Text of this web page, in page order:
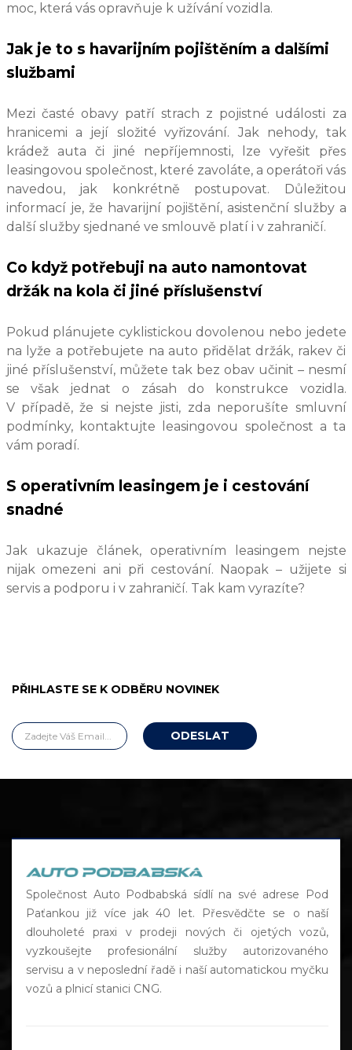
moc, která vás opravňuje k užívání vozidla.
Jak je to s havarijním pojištěním a dalšími
službami
Mezi časté obavy patří strach z pojistné události za
hranicemi a její složité vyřizování. Jak nehody, tak
krádež auta či jiné nepříjemnosti, lze vyřešit přes
leasingovou společnost, které zavoláte, a operátoři vás
navedou, jak konkrétně postupovat. Důležitou
informací je, že havarijní pojištění, asistenční služby a
další služby sjednané ve smlouvě platí i v zahraničí.
Co když potřebuji na auto namontovat
držák na kola či jiné příslušenství
Pokud plánujete cyklistickou dovolenou nebo jedete
na lyže a potřebujete na auto přidělat držák, rakev či
jiné příslušenství, můžete tak bez obav učinit – nesmí
se však jednat o zásah do konstrukce vozidla.
V případě, že si nejste jisti, zda neporušíte smluvní
podmínky, kontaktujte leasingovou společnost a ta
vám poradí.
S operativním leasingem je i cestování
snadné
Jak ukazuje článek, operativním leasingem nejste
nijak omezeni ani při cestování. Naopak – užijete si
servis a podporu i v zahraničí. Tak kam vyrazíte?
PŘIHLASTE SE K ODBĚRU NOVINEK
Společnost Auto Podbabská sídlí na své adrese Pod
Paťankou již více jak 40 let. Přesvědčte se o naší
dlouholeté praxi v prodeji nových či ojetých vozů,
vyzkoušejte profesionální služby autorizovaného
servisu a v neposlední řadě i naší automatickou myčku
vozů a plnicí stanici CNG.